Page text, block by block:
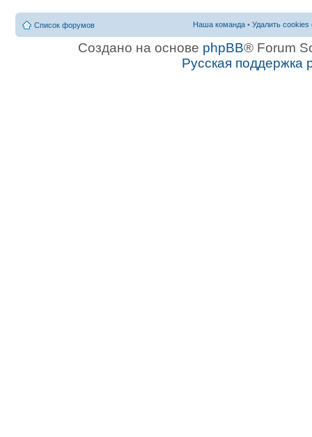
Список форумов Наша команда • Удалить
Создано на основе phpBB® Forum
Русская поддержка